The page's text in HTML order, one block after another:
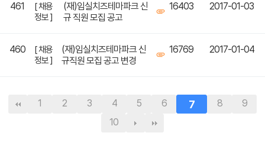
461
[ 채용
정보 ]
(재)임실치즈테마파크 신
규 직원 모집 공고
16403 2017-01-03
460
[ 채용
정보 ]
(재)임실치즈테마파크 신
규직원 모집 공고 변경
16769 2017-01-04
1 2 3 4 5 6 7 8
9
10